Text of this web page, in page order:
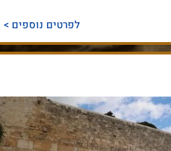
לפרטים נוספים >